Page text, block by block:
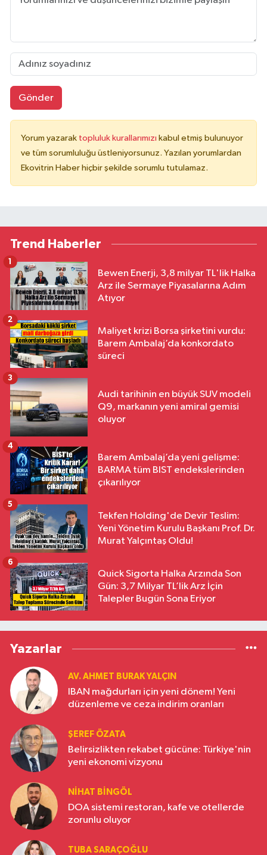
Gönder
Yorum yazarak topluluk kurallarımızı kabul etmiş bulunuyor
ve tüm sorumluluğu üstleniyorsunuz. Yazılan yorumlardan
Ekovitrin Haber hiçbir şekilde sorumlu tutulamaz.
Trend Haberler
Bewen Enerji, 3,8 milyar TL'lik Halka
Arz ile Sermaye Piyasalarına Adım
Atıyor
1
Maliyet krizi Borsa şirketini vurdu:
Barem Ambalaj’da konkordato
süreci
2
Audi tarihinin en büyük SUV modeli
Q9, markanın yeni amiral gemisi
oluyor
3
Barem Ambalaj’da yeni gelişme:
BARMA tüm BIST endekslerinden
çıkarılıyor
4
Tekfen Holding'de Devir Teslim:
Yeni Yönetim Kurulu Başkanı Prof. Dr.
Murat Yalçıntaş Oldu!
5
Quick Sigorta Halka Arzında Son
Gün: 3,7 Milyar TL’lik Arz İçin
Talepler Bugün Sona Eriyor
6
Yazarlar
AV. AHMET BURAK YALÇIN
IBAN mağdurları için yeni dönem! Yeni
düzenleme ve ceza indirim oranları
ŞEREF ÖZATA
Belirsizlikten rekabet gücüne: Türkiye'nin
yeni ekonomi vizyonu
NIHAT BINGÖL
DOA sistemi restoran, kafe ve otellerde
zorunlu oluyor
TUBA SARAÇOĞLU